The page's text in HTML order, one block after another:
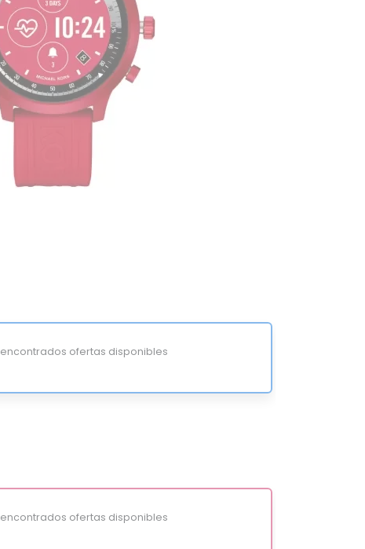
ofertas disponibles
ofertas disponibles